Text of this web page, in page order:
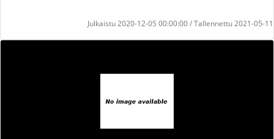
Julkaistu 2020-12-05 00:00:00 / Tallennettu 2021-05-11